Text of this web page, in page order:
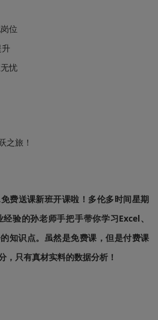
位
忧
之旅！
费送课新班开课啦！多伦多时间星期
验的孙老师手把手带你学习Excel、
知识点。虽然是免费课，但是付费课
，只有真材实料的数据分析！